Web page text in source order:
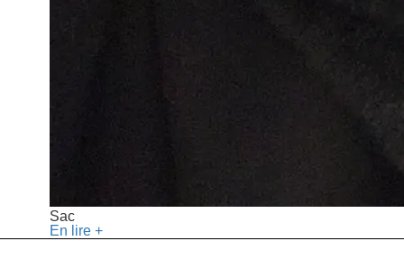
Sac
En lire +